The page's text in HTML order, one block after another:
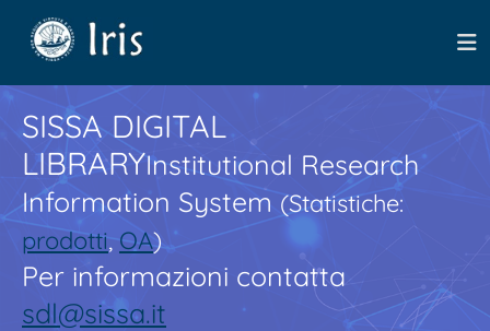
SISSA DIGITAL
LIBRARYInstitutional Research
Information System(Statistiche:
prodotti,OA)
Per informazioni contatta
sdl@sissa.it